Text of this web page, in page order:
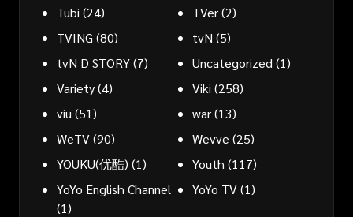
Tubi (24) TVer(2)
TVING (80) tvN (5)
tvN D STORY(7) Uncategorized (1)
Variety(4) Viki (258)
viu (51) war(13)
WeTV(90) Wevve (25)
YOUKU(优酷) (1) Youth (117)
YoYo English Channel
(1)
YoYo TV(1)